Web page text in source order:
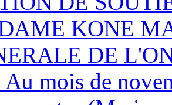
KONE
DE
mois de